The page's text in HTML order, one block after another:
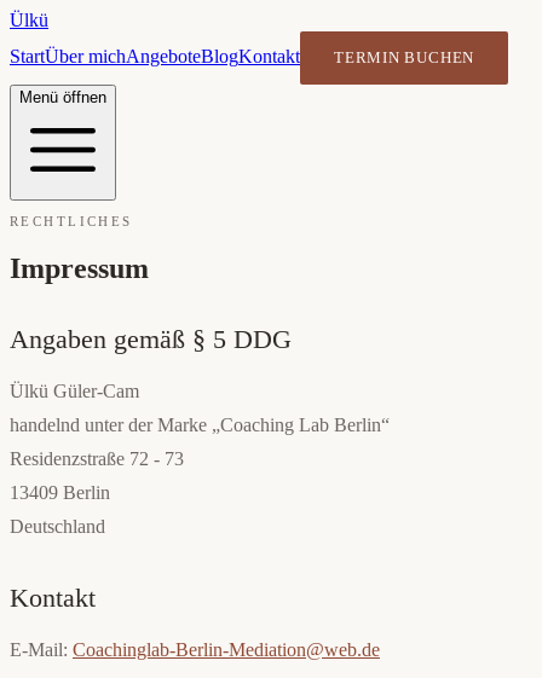
Ülkü
StartÜber michAngeboteBlogKontakt TERMIN BUCHEN
Menü öffnen
RECHTLICHES
Impressum
Angaben gemäß § 5 DDG
Ülkü Güler-Cam
handelnd unter der Marke „Coaching Lab Berlin“
Residenzstraße 72 - 73
13409 Berlin
Deutschland
Kontakt
E-Mail: Coachinglab-Berlin-Mediation@web.de